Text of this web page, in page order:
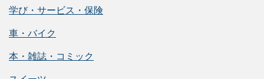
学び・サービス・保険
車・バイク
本・雑誌・コミック